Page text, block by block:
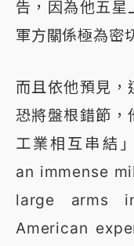
告，因為他五星
軍方關係極為密
而且依他預見，
恐將盤根錯節，
工業相互串結
an immense
large arms
American